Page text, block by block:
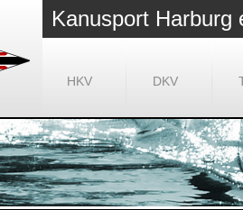
Kanusport Harburg
HKV DKV